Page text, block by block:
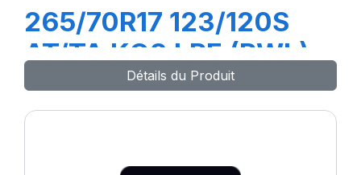
265/70R17 123/120S
AT/TA KO3 LRE (RWL)
Détails du Produit